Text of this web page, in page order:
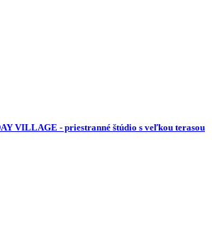
VILLAGE - priestranné štúdio s veľkou terasou